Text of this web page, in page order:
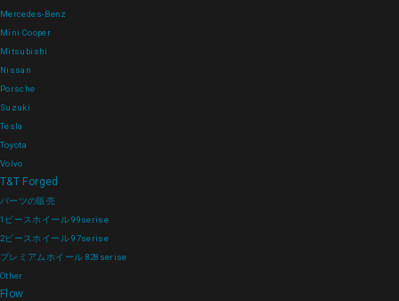
Mercedes-Benz
Mini Cooper
Mitsubishi
Nissan
Porsche
Suzuki
Tesla
Toyota
Volvo
T&T Forged
パーツの販売
1ピースホイール 99serise
2ピースホイール 97serise
プレミアムホイール 828serise
Other
Flow